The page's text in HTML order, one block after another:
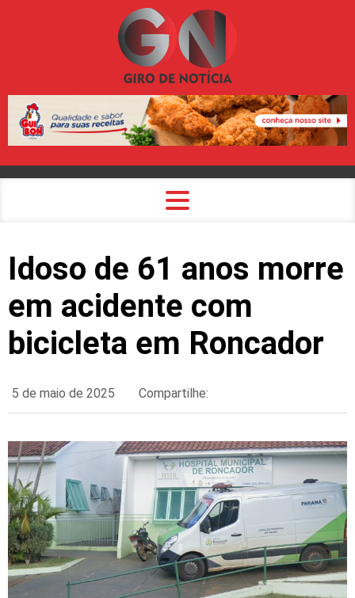
Idoso de 61 anos morre
em acidente com
bicicleta em Roncador
5 de maio de 2025 Compartilhe: